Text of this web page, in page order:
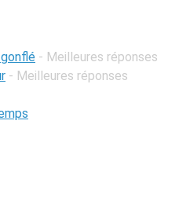
- Meilleures réponses
- Meilleures réponses